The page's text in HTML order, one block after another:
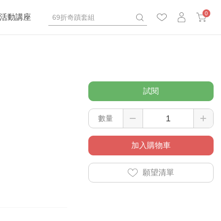
0
活動講座
試閱
數量
加入購物車
願望清單